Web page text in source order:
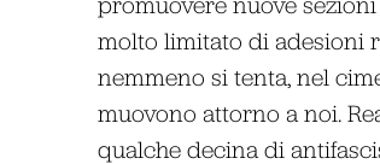
molto limitato di adesioni
nemmeno si tenta, nel
muovono attorno a noi.
qualche decina di